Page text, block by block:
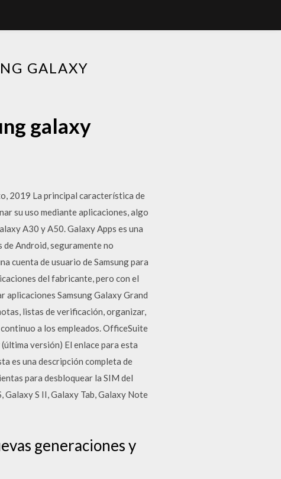
GALAXY
galaxy
2019 La principal característica de
su uso mediante aplicaciones, algo
A30 y A50. Galaxy Apps es una
Android, seguramente no
cuenta de usuario de Samsung para
del fabricante, pero con el
aplicaciones Samsung Galaxy Grand
listas de verificación, organizar,
a los empleados. OfficeSuite
versión) El enlace para esta
es una descripción completa de
para desbloquear la SIM del
Galaxy S II, Galaxy Tab, Galaxy Note
generaciones y